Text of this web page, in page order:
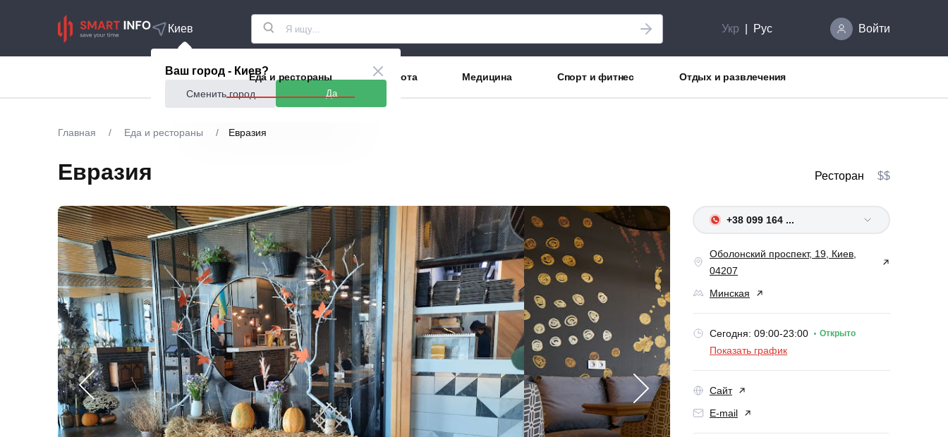
Киев
Ваш город - Киев?
Сменить город Да
Укр Рус Войти
Акции Еда и рестораны Красота Медицина Спорт и фитнес Отдых и развлечения
Главная / Еда и рестораны / Евразия
Евразия Ресторан $$
+38 099 164 ...
Оболонский проспект, 19, Киев,
04207
Минская
Сегодня: 09:00-23:00 Открыто
Показать график
Сайт
E-mail